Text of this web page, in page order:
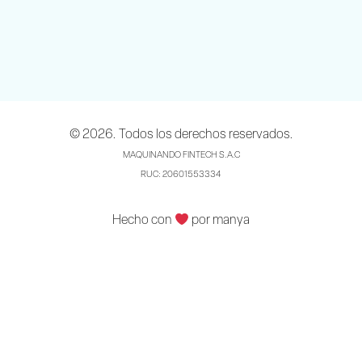
© 2026. Todos los derechos reservados.
MAQUINANDO FINTECH S.A.C
RUC: 20601553334
Hecho con por manya